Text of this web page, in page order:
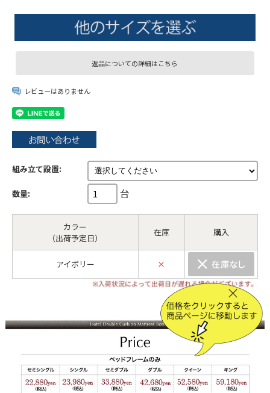
返品についての詳細はこちら
レビューはありません
組み立て設置:
数量: 台
カラー
（出荷予定日）
在庫 購入
アイボリー ×